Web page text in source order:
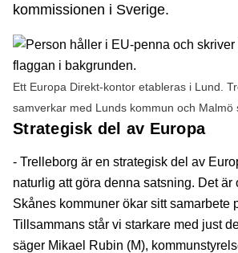
kommissionen i Sverige.
Ett Europa Direkt-kontor etableras i Lund.
samverkar med Lunds kommun och Malmö
Strategisk del av Europa
- Trelleborg är en strategisk del av
naturlig att göra denna satsning. Det är
Skånes kommuner ökar sitt samarbete
Tillsammans står vi starkare med just
säger Mikael Rubin (M),